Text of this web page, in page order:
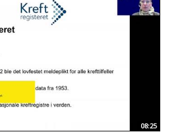
08:25